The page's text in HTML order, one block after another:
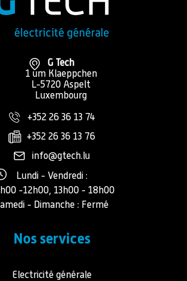
G Tech
1 um Klaeppchen
L-5720 Aspelt
Luxembourg
+352 26 36 13 74
+352 26 36 13 76
info@gtech.lu
Lundi - Vendredi :
-12h00, 13h00 - 18h00
- Dimanche : Fermé
Nos services
Electricité générale